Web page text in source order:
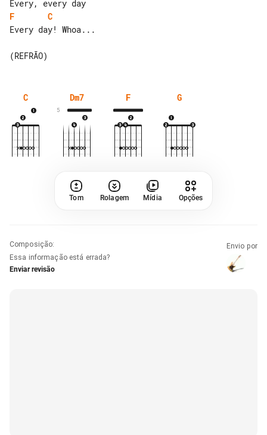
F
C
Every day! Whoa...
C Dm7
5
F G
Tom Rolagem Mídia Opções
Composição:
Essa informação está errada?
Enviar revisão
Envio por